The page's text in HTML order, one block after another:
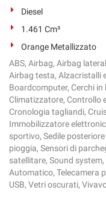
Diesel
1.461 Cm³
Orange Metallizzato
ABS, Airbag, Airbag
Airbag testa, Alzacristalli
Boardcomputer, Cerchi
Climatizzatore, Controllo
Cronologia tagliandi,
Immobilizzatore
sportivo, Sedile
pioggia, Sensori di
satellitare, Sound
Automatico, Telecamera
USB, Vetri oscurati,